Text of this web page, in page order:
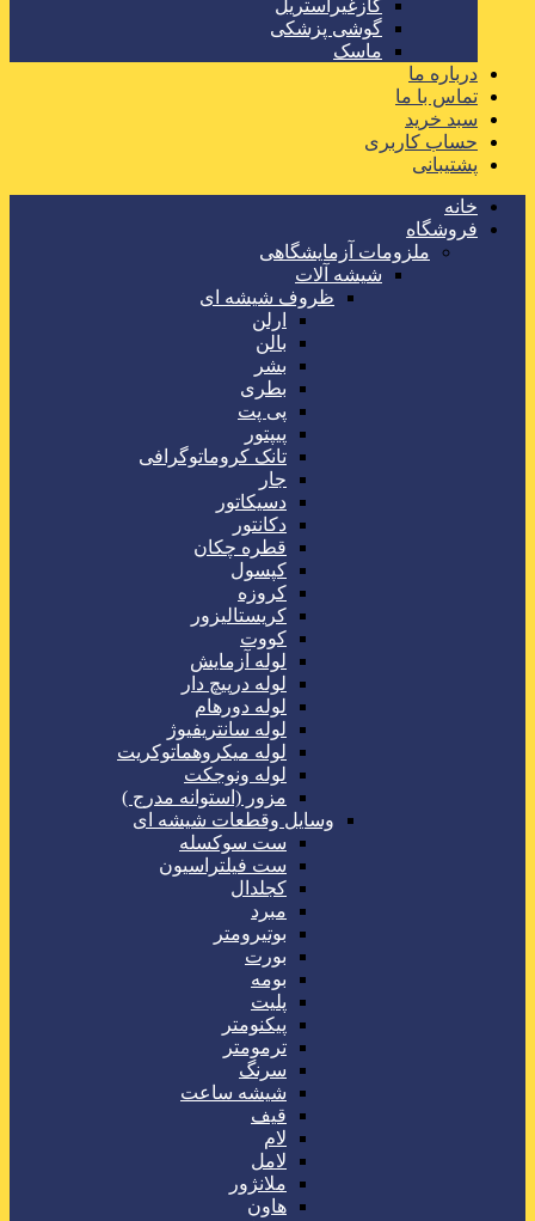
گازغیراستریل
گوشی پزشکی
ماسک
درباره ما
تماس با ما
سبد خرید
حساب کاربری
پشتیبانی
خانه
فروشگاه
ملزومات آزمایشگاهی
شیشه آلات
ظروف شیشه ای
ارلن
بالن
بشر
بطری
پی پت
پیپتور
تانک کروماتوگرافی
جار
دسیکاتور
دکانتور
قطره چکان
کپسول
کروزه
کریستالیزور
کووت
لوله آزمایش
لوله درپیچ دار
لوله دورهام
لوله سانتریفیوژ
لوله میکروهماتوکریت
لوله ونوجکت
مزور (استوانه مدرج )
وسایل وقطعات شیشه ای
ست سوکسله
ست فیلتراسیون
کجلدال
مبرد
بوتیرومتر
بورت
بومه
پلیت
پیکنومتر
ترمومتر
سرنگ
شیشه ساعت
قیف
لام
لامل
ملانژور
هاون